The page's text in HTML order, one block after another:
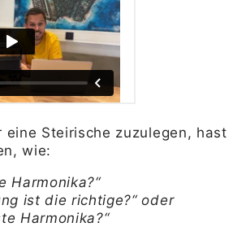
eine Steirische zuzulegen, hast
wie:
Harmonika?“
ist die richtige?“ oder
Harmonika?“